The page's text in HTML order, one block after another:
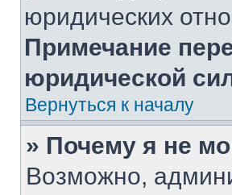
юридических
Примечание
юридической
Вернуться к началу
» Почему я не
Возможно,